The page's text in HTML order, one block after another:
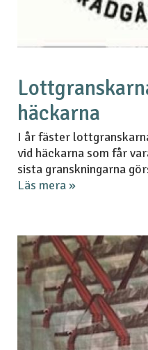
häckarna
I år fäster
vid häckarna som får
sista granskningarna
Läs mera »